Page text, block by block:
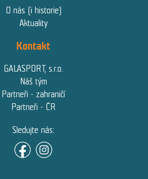
O nás (i historie)
Aktuality
Kontakt
GALASPORT, s.r.o.
Náš tým
Partneři - zahraničí
Partneři - ČR
Sledujte nás: